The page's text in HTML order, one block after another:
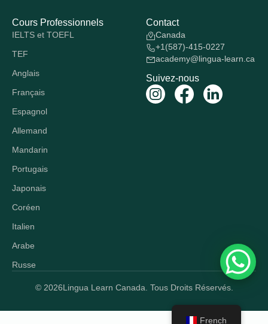
Cours Professionnels
IELTS et TOEFL
TEF
Anglais
Français
Espagnol
Allemand
Mandarin
Portugais
Japonais
Coréen
Italien
Arabe
Russe
Contact
Canada
+1(587)-415-0227
academy@lingua-learn.ca
Suivez-nous
© 2026Lingua Learn Canada. Tous Droits Réservés.
French